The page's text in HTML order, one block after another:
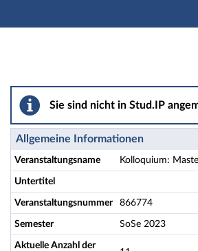
Hauptnavigation
Kolloquium: Masterforum -
Sie sind nicht in Stud.IP
Allgemeine Informationen
Veranstaltungsname Kolloquium:
Untertitel
Veranstaltungsnummer 866774
Semester SoSe 2023
Aktuelle Anzahl der